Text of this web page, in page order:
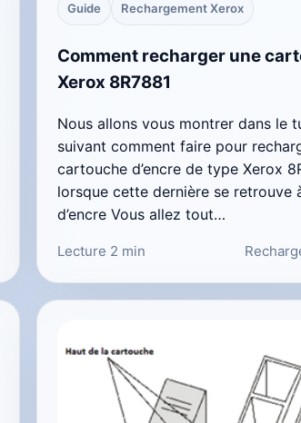
Guide Rechargement Xerox
Comment recharger une
Xerox 8R7881
Nous allons vous montrer dans le
suivant comment faire pour
cartouche d’encre de type Xerox
lorsque cette dernière se retrouve
d’encre Vous allez tout…
Lecture 2 min